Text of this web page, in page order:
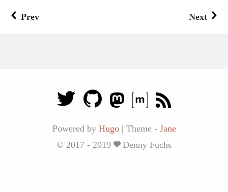
Prev Next
Powered by Hugo | Theme - Jane
© 2017 - 2019
Denny Fuchs